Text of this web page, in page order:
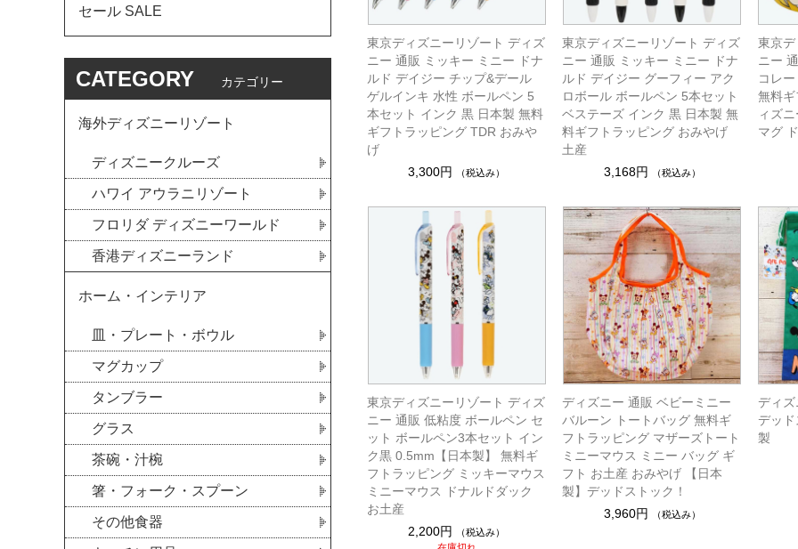
東京ディズニーリゾート ディズ
ニー 通販 ミッキー ミニー ドナ
ルド デイジー チップ&デール
ゲルインキ 水性 ボールペン 5
本セット インク 黒 日本製 無料
ギフトラッピング TDR おみや
げ
3,300円
（税込み）
東京ディズニーリゾート ディズ
ニー 通販 ミッキー ミニー ドナ
ルド デイジー グーフィー アク
ロボール ボールペン 5本セット
ベステーズ インク 黒 日本製 無
料ギフトラッピング おみやげ
土産
3,168円
（税込み）
東京
ニー
コレ
無料
ィズ
マグ
東京ディズニーリゾート ディズ
ニー 通販 低粘度 ボールペン セ
ット ボールペン3本セット イン
ク黒 0.5mm【日本製】 無料ギ
フトラッピング ミッキーマウス
ミニーマウス ドナルドダック
お土産
2,200円
（税込み）
ディズニー 通販 ベビーミニー
バルーン トートバッグ 無料ギ
フトラッピング マザーズトート
ミニーマウス ミニー バッグ ギ
フト お土産 おみやげ 【日本
製】デッドストック！
3,960円
（税込み）
ディ
デッ
製
セール SALE
CATEGORY カテゴリー
海外ディズニーリゾート
ディズニークルーズ
ハワイ アウラニリゾート
フロリダ ディズニーワールド
香港ディズニーランド
ホーム・インテリア
皿・プレート・ボウル
マグカップ
タンブラー
グラス
茶碗・汁椀
箸・フォーク・スプーン
その他食器